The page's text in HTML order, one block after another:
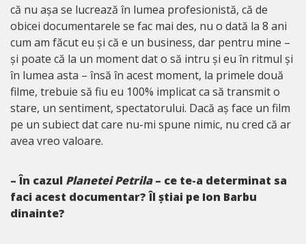
că nu așa se lucrează în lumea profesionistă, că de
obicei documentarele se fac mai des, nu o dată la 8 ani
cum am făcut eu și că e un business, dar pentru mine –
și poate că la un moment dat o să intru și eu în ritmul și
în lumea asta – însă în acest moment, la primele două
filme, trebuie să fiu eu 100% implicat ca să transmit o
stare, un sentiment, spectatorului. Dacă aș face un film
pe un subiect dat care nu-mi spune nimic, nu cred că ar
avea vreo valoare.
– În cazul Planetei Petrila– ce te-a determinat sa
faci acest documentar? Îl știai pe Ion Barbu
dinainte?